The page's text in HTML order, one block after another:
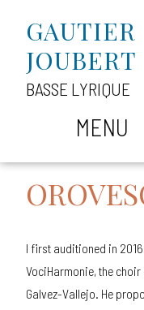
GAUTIER
JOUBERT
BASSE LYRIQUE
MENU
I first auditioned in
VociHarmonie, the
Galvez-Vallejo. He